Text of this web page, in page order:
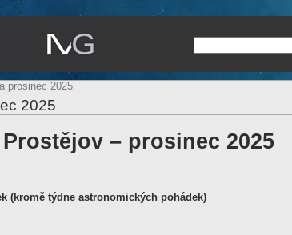
prosinec 2025
2025
– prosinec 2025
(kromě týdne astronomických pohádek)